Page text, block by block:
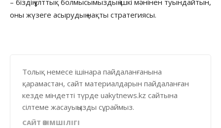
оны жүзеге асырудың нақты стратегиясы.
Толық немесе ішінара пайдаланғанына
қарамастан, сайт материалдарын пайдаланған
кезде міндетті түрде uakytnews.kz сайтына
сілтеме жасауыңызды сұраймыз.
САЙТ ӘКІМШІЛІГІ